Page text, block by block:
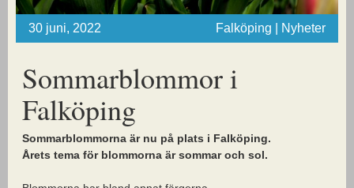
30 juni, 2022 Falköping | Nyheter
Sommarblommor i
Falköping
Sommarblommorna är nu på plats i Falköping.
Årets tema för blommorna är sommar och sol.